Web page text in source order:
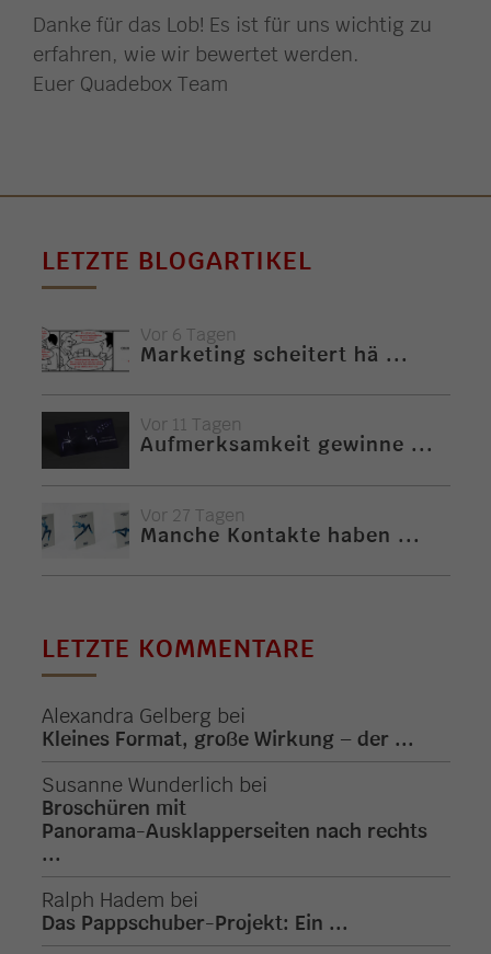
Danke für das Lob! Es ist für uns wichtig zu
erfahren, wie wir bewertet werden.
Euer Quadebox Team
LETZTE BLOGARTIKEL
Vor 6 Tagen
Marketing scheitert hä ...
Vor 11 Tagen
Aufmerksamkeit gewinne ...
Vor 27 Tagen
Manche Kontakte haben ...
LETZTE KOMMENTARE
Alexandra Gelberg bei
Kleines Format, große Wirkung – der ...
Susanne Wunderlich bei
Broschüren mit
Panorama-Ausklapperseiten nach rechts
...
Ralph Hadem bei
Das Pappschuber-Projekt: Ein ...